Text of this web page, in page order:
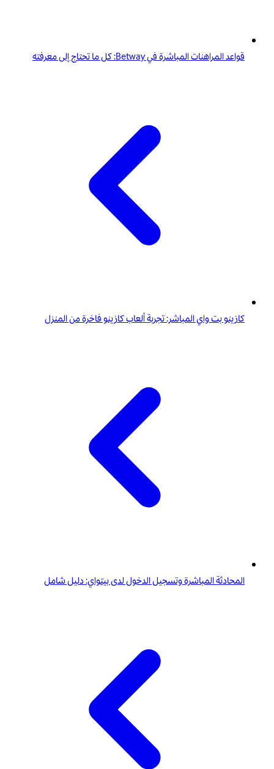
قواعد المراهنات المباشرة في Betway: كل ما تحتاج إلى معرفته
كازينو بت واي المباشر: تجربة ألعاب كازينو فاخرة من المنزل
المحادثة المباشرة وتسجيل الدخول لدى بيتواي: دليل شامل